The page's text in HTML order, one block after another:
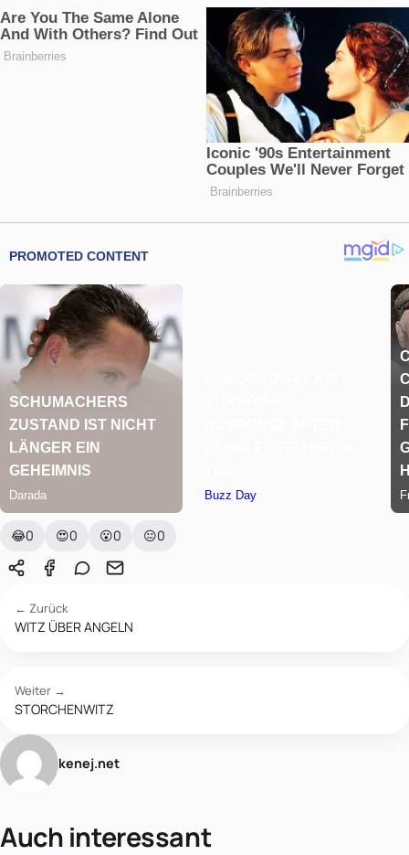
😂0 😍0 😮0 😐0
← Zurück
WITZ ÜBER ANGELN
Weiter →
STORCHENWITZ
kenej.net
Auch interessant